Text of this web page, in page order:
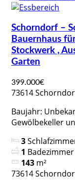
Schorndorf –
Bauernhaus
Stockwerk ,
Garten
399.000€
73614
Baujahr:
Gewölbekeller
3
1 Badezimmer
143 m²
73614